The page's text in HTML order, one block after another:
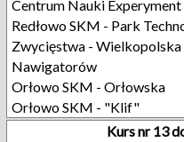
Centrum Nauki Experyment
Redłowo SKM - Park
Zwycięstwa - Wielkopolska
Nawigatorów
Orłowo SKM - Orłowska
Orłowo SKM - "Klif"
Kurs nr 13